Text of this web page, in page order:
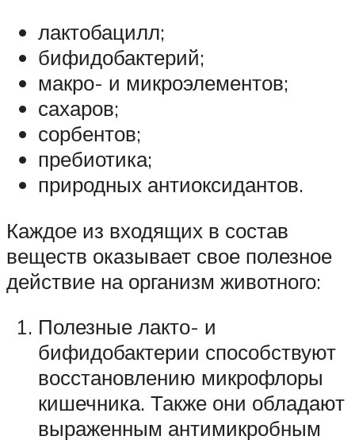
лактобацилл;
бифидобактерий;
макро- и микроэлементов;
сахаров;
сорбентов;
пребиотика;
природных антиоксидантов.
Каждое из входящих в состав
веществ оказывает свое полезное
действие на организм животного:
Полезные лакто- и
бифидобактерии способствуют
восстановлению микрофлоры
кишечника. Также они обладают
выраженным антимикробным